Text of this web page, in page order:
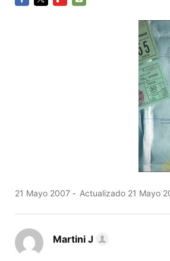
21 Mayo 2007 Actualizado 21 Mayo
Martini J